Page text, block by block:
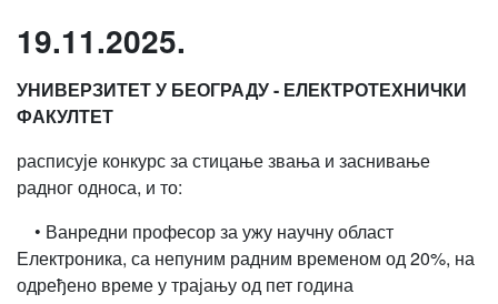
19.11.2025.
УНИВЕРЗИТЕТ У БЕОГРАДУ - ЕЛЕКТРОТЕХНИЧКИ
ФАКУЛТЕТ
расписује конкурс за стицање звања и заснивање
радног односа, и то:
• Ванредни професор за ужу научну област
Електроника, са непуним радним временом од 20%, на
одређено време у трајању од пет година